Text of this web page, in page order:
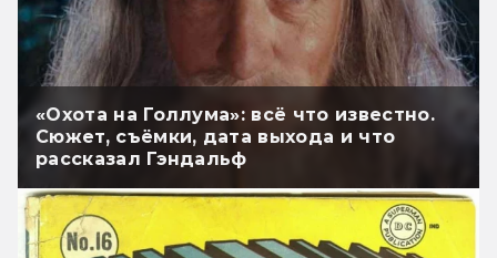
«Охота на Голлума»: всё что известно.
Сюжет, съёмки, дата выхода и что
рассказал Гэндальф